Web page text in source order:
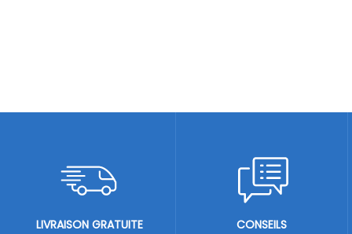
LIVRAISON GRATUITE
CONSEILS